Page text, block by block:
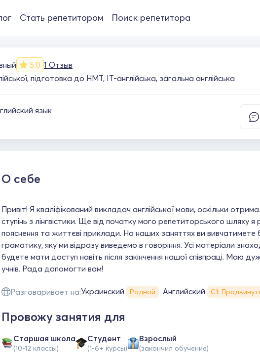
Стать репетитором Поиск репетитора
5.0 1 Отзыв
підготовка до НМТ, IT-англійська, загальна англійська
язык
О себе
Привіт! Я кваліфікований викладач англійської мови, оскільки
ступінь з лінгвістики. Ще від початку мого репетиторського шляху
пояснення та життєві приклади. На наших заняттях ви вивчатимете
граматику, яку ми відразу виведемо в говоріння. Усі матеріали
будете мати доступ навіть після закінчення нашої співпраці. Маю
учнів. Рада допомогти вам!
Разговаривает на:Украинский Родной Английский С1:
Провожу занятия для
Cтаршая школа
(10-12 классы)
Студент
(1-6+ курсы)
Взрослый
(закончил обучение)